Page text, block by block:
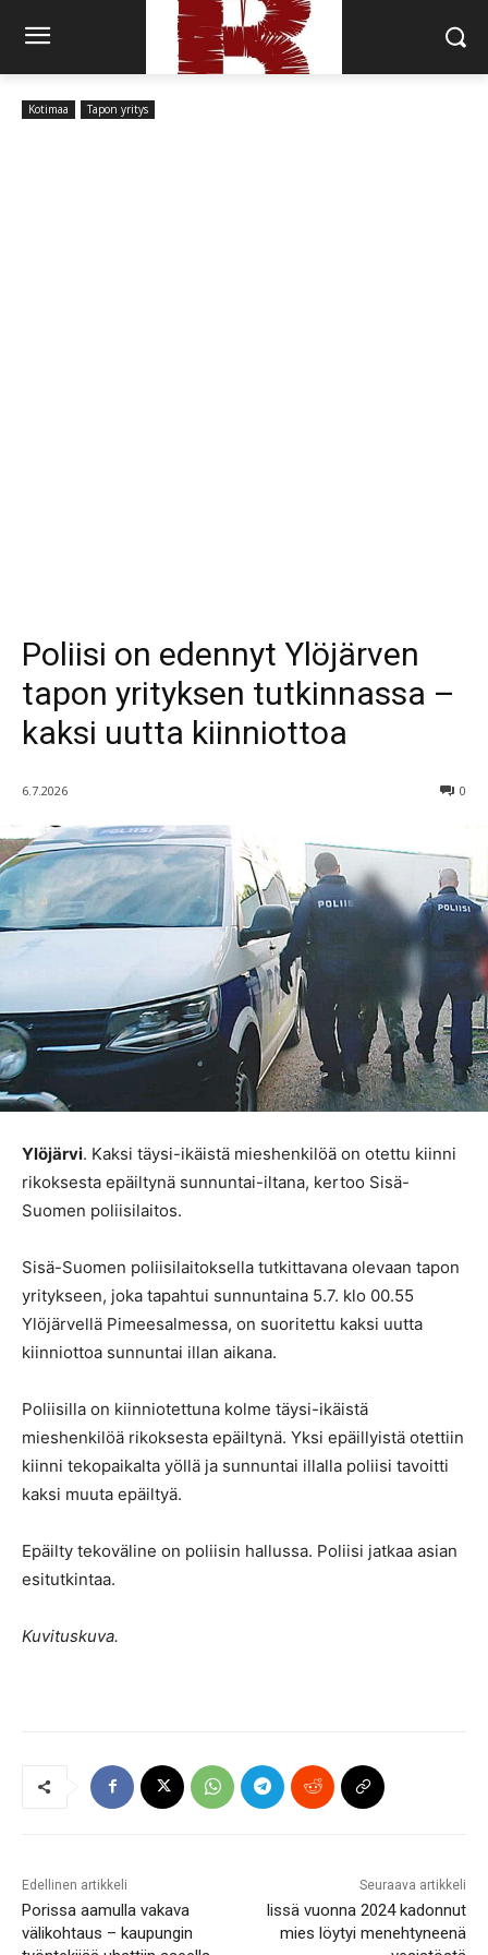
Kotimaa Tapon yritys
Poliisi on edennyt Ylöjärven
tapon yrityksen tutkinnassa –
kaksi uutta kiinniottoa
6.7.2026 0
Ylöjärvi. Kaksi täysi-ikäistä mieshenkilöä on otettu kiinni
rikoksesta epäiltynä sunnuntai-iltana, kertoo Sisä-
Suomen poliisilaitos.
Sisä-Suomen poliisilaitoksella tutkittavana olevaan tapon
yritykseen, joka tapahtui sunnuntaina 5.7. klo 00.55
Ylöjärvellä Pimeesalmessa, on suoritettu kaksi uutta
kiinniottoa sunnuntai illan aikana.
Poliisilla on kiinniotettuna kolme täysi-ikäistä
mieshenkilöä rikoksesta epäiltynä. Yksi epäillyistä otettiin
kiinni tekopaikalta yöllä ja sunnuntai illalla poliisi tavoitti
kaksi muuta epäiltyä.
Epäilty tekoväline on poliisin hallussa. Poliisi jatkaa asian
esitutkintaa.
Kuvituskuva.
Edellinen artikkeli
Porissa aamulla vakava
välikohtaus – kaupungin
Seuraava artikkeli
Iissä vuonna 2024 kadonnut
mies löytyi menehtyneenä